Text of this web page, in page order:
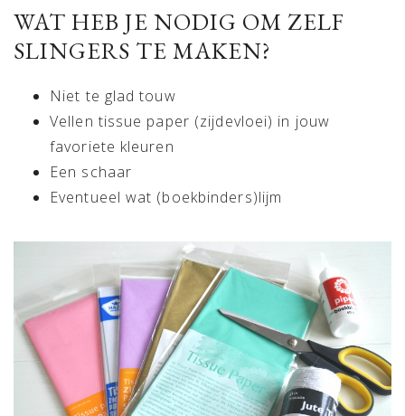
WAT HEB JE NODIG OM ZELF
SLINGERS TE MAKEN?
Niet te glad touw
Vellen tissue paper (zijdevloei) in jouw
favoriete kleuren
Een schaar
Eventueel wat (boekbinders)lijm